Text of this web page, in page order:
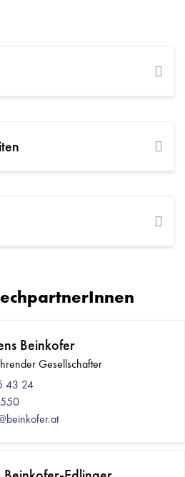
Beinkofer
Gesellschafter
43 24